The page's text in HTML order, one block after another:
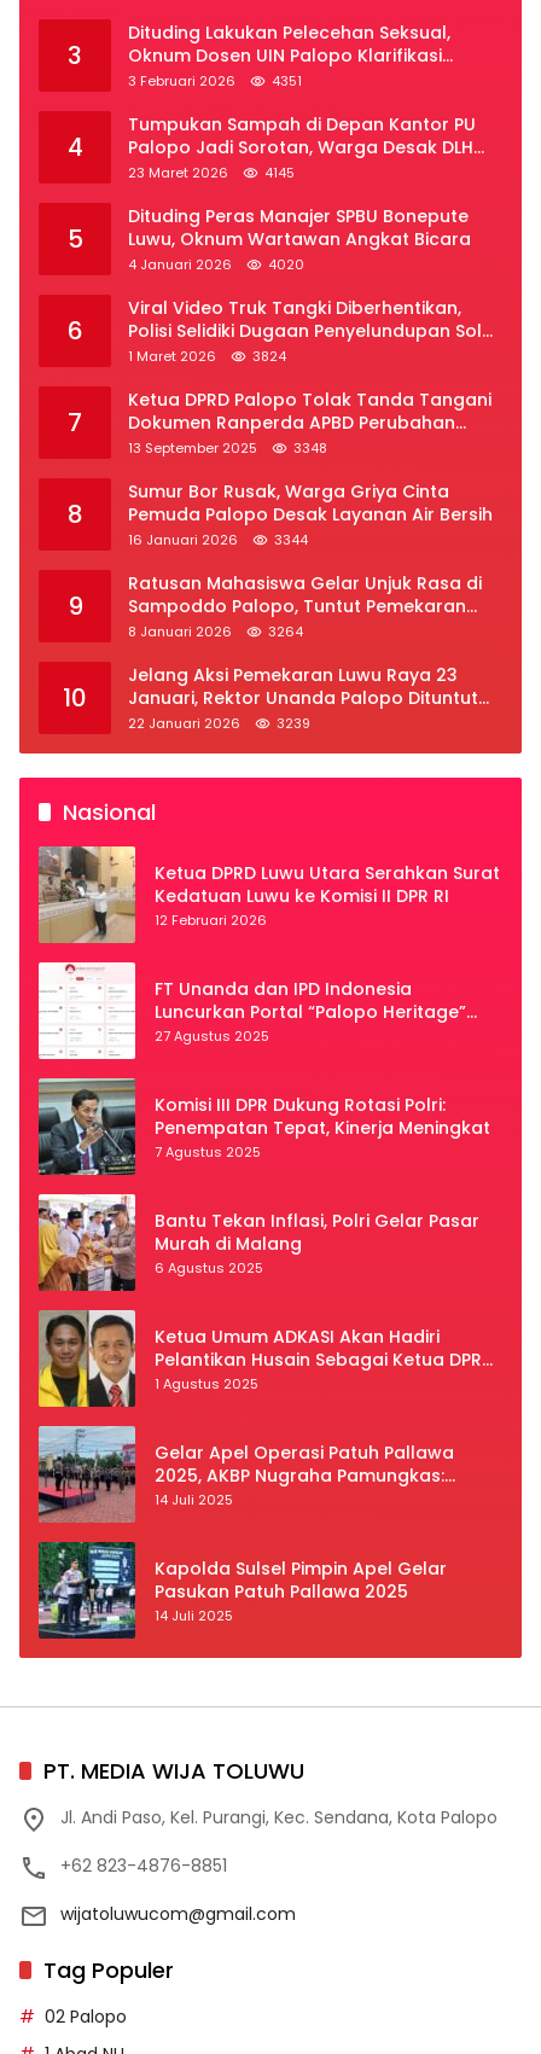
3
Dituding Lakukan Pelecehan Seksual,
Oknum Dosen UIN Palopo Klarifikasi
Kronologi
3 Februari 2026 4351
4
Tumpukan Sampah di Depan Kantor PU
Palopo Jadi Sorotan, Warga Desak DLH
Segera Bertindak
23 Maret 2026 4145
5
Dituding Peras Manajer SPBU Bonepute
Luwu, Oknum Wartawan Angkat Bicara
4 Januari 2026 4020
6
Viral Video Truk Tangki Diberhentikan,
Polisi Selidiki Dugaan Penyelundupan Solar
Subsidi di Palopo
1 Maret 2026 3824
7
Ketua DPRD Palopo Tolak Tanda Tangani
Dokumen Ranperda APBD Perubahan
2025
13 September 2025 3348
8
Sumur Bor Rusak, Warga Griya Cinta
Pemuda Palopo Desak Layanan Air Bersih
16 Januari 2026 3344
9
Ratusan Mahasiswa Gelar Unjuk Rasa di
Sampoddo Palopo, Tuntut Pemekaran
Provinsi Luwu Raya
8 Januari 2026 3264
10
Jelang Aksi Pemekaran Luwu Raya 23
Januari, Rektor Unanda Palopo Dituntut
Liburkan Mahasiswa
22 Januari 2026 3239
Nasional
Ketua DPRD Luwu Utara Serahkan Surat
Kedatuan Luwu ke Komisi II DPR RI
12 Februari 2026
FT Unanda dan IPD Indonesia
Luncurkan Portal “Palopo Heritage”
Secara Virtual
27 Agustus 2025
Komisi III DPR Dukung Rotasi Polri:
Penempatan Tepat, Kinerja Meningkat
7 Agustus 2025
Bantu Tekan Inflasi, Polri Gelar Pasar
Murah di Malang
6 Agustus 2025
Ketua Umum ADKASI Akan Hadiri
Pelantikan Husain Sebagai Ketua DPRD
Luwu Utara
1 Agustus 2025
Gelar Apel Operasi Patuh Pallawa
2025, AKBP Nugraha Pamungkas:
Kedisiplinan dan Keselamatan Jadi
14 Juli 2025
Kapolda Sulsel Pimpin Apel Gelar
Pasukan Patuh Pallawa 2025
14 Juli 2025
PT. MEDIA WIJA TOLUWU
Jl. Andi Paso, Kel. Purangi, Kec. Sendana, Kota Palopo
+62 823-4876-8851
wijatoluwucom@gmail.com
Tag Populer
02 Palopo